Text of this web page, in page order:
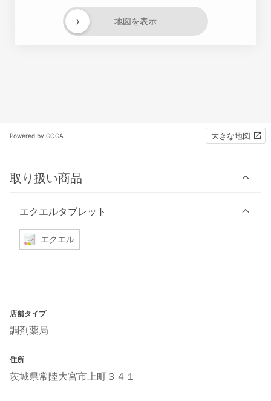
地図を表示
›
Powered by GOGA 大きな地図
取り扱い商品
エクエルタブレット
エクエル
店舗タイプ
調剤薬局
住所
茨城県常陸大宮市上町３４１